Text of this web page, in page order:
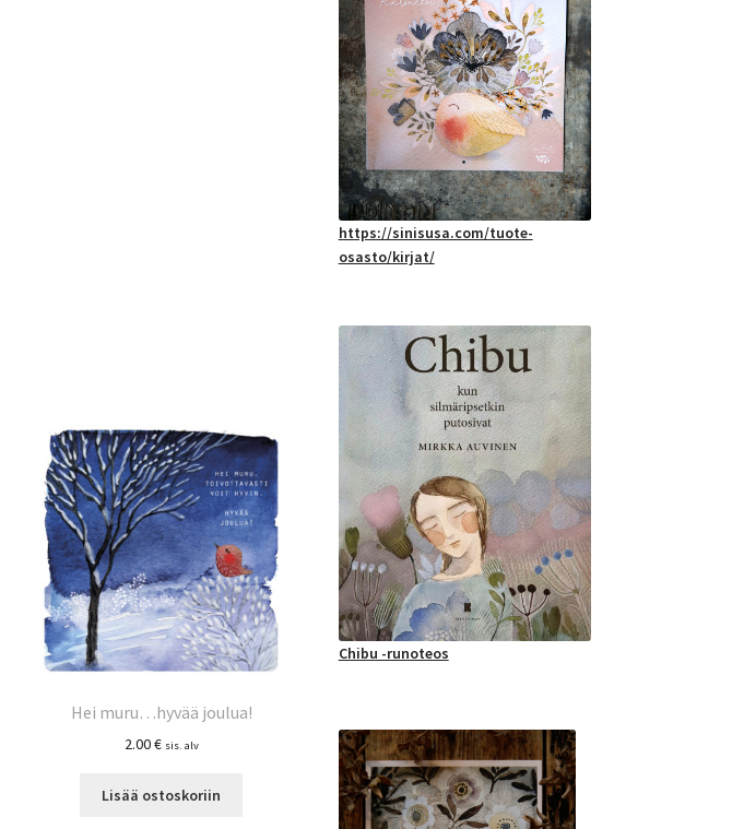
Hei muru…hyvää joulua!
2.00€ sis. alv
Lisää ostoskoriin
https://sinisusa.com/tuote-
osasto/kirjat/
Chibu -runoteos